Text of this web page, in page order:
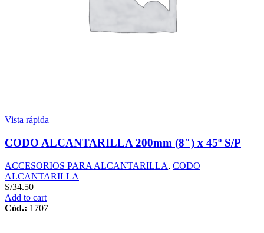
Vista rápida
CODO ALCANTARILLA 200mm (8″) x 45º S/P
ACCESORIOS PARA ALCANTARILLA, CODO
ALCANTARILLA
S/34.50
Add to cart
Cód.: 1707